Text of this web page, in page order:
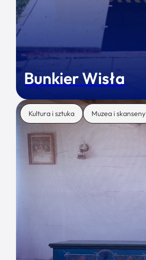
Bunkier Wisła
Kultura i sztuka Muzea i skanseny